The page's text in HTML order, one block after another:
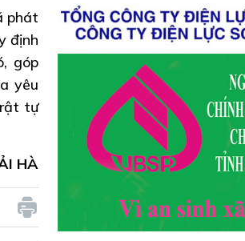
phát
định
góp
yêu
tự
HÀ